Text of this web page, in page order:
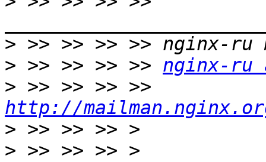
>
> >> >> >> >> nginx-ru
>
http://
>
> >> >> >> >